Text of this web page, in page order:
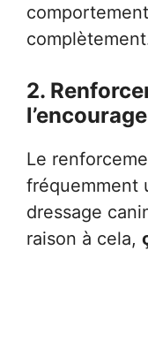
2.
Le
fréquemment
dressage
raison à cela,